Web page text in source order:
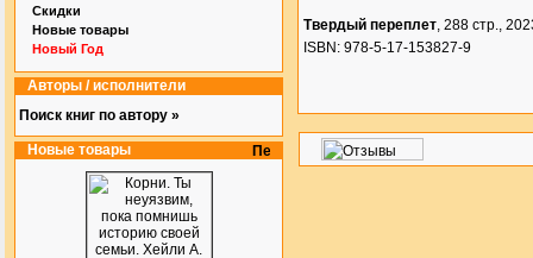
Скидки
Новые товары
Новый Год
Авторы / исполнители
Поиск книг по автору »
Новые товары
Твердый переплет, 288 стр.,
ISBN: 978-5-17-153827-9